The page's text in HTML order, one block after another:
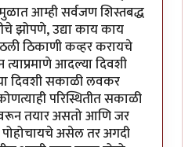
आम्ही सर्वजण शिस्तबद्ध
झोपणे, उद्या काय काय
ठिकाणी कव्हर करायचे
आदल्या दिवशी
दिवशी सकाळी लवकर
परिस्थितीत सकाळी
तयार असतो आणि जर
असेल तर अगदी